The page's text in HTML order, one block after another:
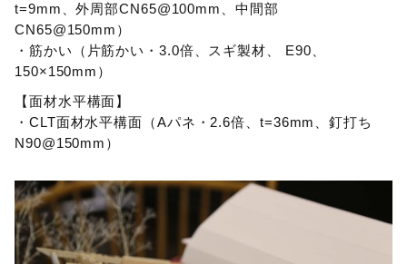
t=9mm、外周部CN65@100mm、中間部
CN65@150mm）
・筋かい（片筋かい・3.0倍、スギ製材、 E90、
150×150mm）
【面材水平構面】
・CLT面材水平構面（Aパネ・2.6倍、t=36mm、釘打ち
N90@150mm）